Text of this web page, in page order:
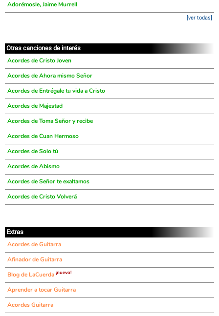
Adorémosle, Jaime Murrell
[ver todas]
Otras canciones de interés
Acordes de Cristo Joven
Acordes de Ahora mismo Señor
Acordes de Entrégale tu vida a Cristo
Acordes de Majestad
Acordes de Toma Señor y recibe
Acordes de Cuan Hermoso
Acordes de Solo tú
Acordes de Abismo
Acordes de Señor te exaltamos
Acordes de Cristo Volverá
Extras
Acordes de Guitarra
Afinador de Guitarra
Blog de LaCuerda ¡nuevo!
Aprender a tocar Guitarra
Acordes Guitarra